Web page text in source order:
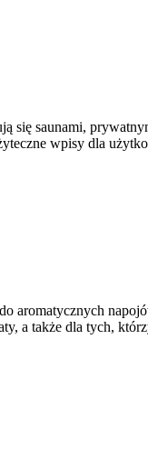
się saunami,
wpisy dla
aromatycznych
a także dla tych,